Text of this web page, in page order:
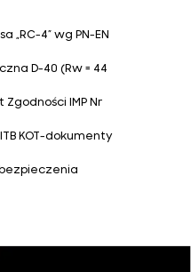
„RC-4” wg PN-EN
D-40 (Rw = 44
IMP Nr
ITB KOT-dokumenty